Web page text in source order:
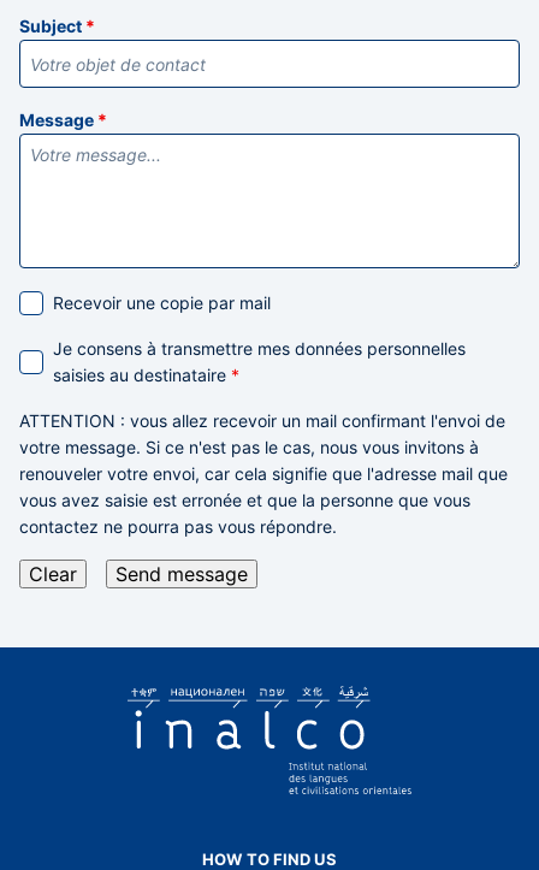
Subject *
Message *
Recevoir une copie par mail
Je consens à transmettre mes données personnelles
saisies au destinataire *
ATTENTION : vous allez recevoir un mail confirmant l'envoi de
votre message. Si ce n'est pas le cas, nous vous invitons à
renouveler votre envoi, car cela signifie que l'adresse mail que
vous avez saisie est erronée et que la personne que vous
contactez ne pourra pas vous répondre.
HOW TO FIND US